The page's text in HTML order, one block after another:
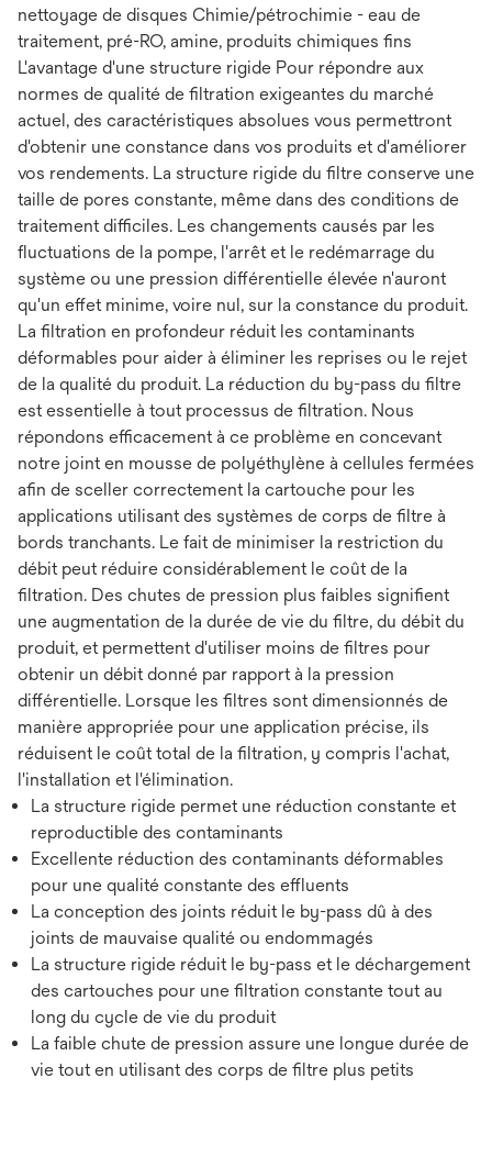
nettoyage de disques Chimie/pétrochimie - eau de
traitement, pré-RO, amine, produits chimiques fins
L'avantage d'une structure rigide Pour répondre aux
normes de qualité de filtration exigeantes du marché
actuel, des caractéristiques absolues vous permettront
d'obtenir une constance dans vos produits et d'améliorer
vos rendements. La structure rigide du filtre conserve une
taille de pores constante, même dans des conditions de
traitement difficiles. Les changements causés par les
fluctuations de la pompe, l'arrêt et le redémarrage du
système ou une pression différentielle élevée n'auront
qu'un effet minime, voire nul, sur la constance du produit.
La filtration en profondeur réduit les contaminants
déformables pour aider à éliminer les reprises ou le rejet
de la qualité du produit. La réduction du by-pass du filtre
est essentielle à tout processus de filtration. Nous
répondons efficacement à ce problème en concevant
notre joint en mousse de polyéthylène à cellules fermées
afin de sceller correctement la cartouche pour les
applications utilisant des systèmes de corps de filtre à
bords tranchants. Le fait de minimiser la restriction du
débit peut réduire considérablement le coût de la
filtration. Des chutes de pression plus faibles signifient
une augmentation de la durée de vie du filtre, du débit du
produit, et permettent d'utiliser moins de filtres pour
obtenir un débit donné par rapport à la pression
différentielle. Lorsque les filtres sont dimensionnés de
manière appropriée pour une application précise, ils
réduisent le coût total de la filtration, y compris l'achat,
l'installation et l'élimination.
La structure rigide permet une réduction constante et
reproductible des contaminants
Excellente réduction des contaminants déformables
pour une qualité constante des effluents
La conception des joints réduit le by-pass dû à des
joints de mauvaise qualité ou endommagés
La structure rigide réduit le by-pass et le déchargement
des cartouches pour une filtration constante tout au
long du cycle de vie du produit
La faible chute de pression assure une longue durée de
vie tout en utilisant des corps de filtre plus petits